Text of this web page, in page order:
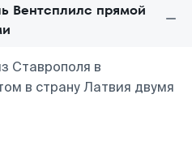
Вентсплилс прямой
Ставрополя в
в страну Латвия двумя